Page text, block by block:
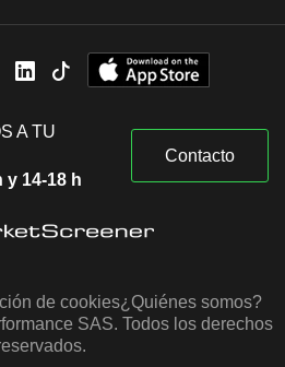
A TU
y 14-18 h
Contacto
de cookies¿Quiénes somos?
SAS. Todos los derechos